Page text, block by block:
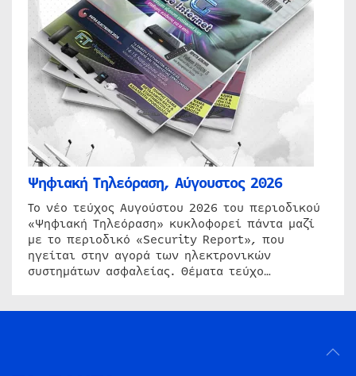
Ψηφιακή Τηλεόραση, Αύγουστος 2026
Το νέο τεύχος Αυγούστου 2026 του περιοδικού
«Ψηφιακή Τηλεόραση» κυκλοφορεί πάντα μαζί
με το περιοδικό «Security Report», που
ηγείται στην αγορά των ηλεκτρονικών
συστημάτων ασφαλείας. Θέματα τεύχο…